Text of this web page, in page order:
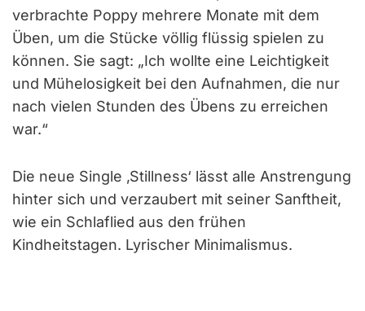
verbrachte Poppy mehrere Monate mit dem
Üben, um die Stücke völlig flüssig spielen zu
können. Sie sagt: „Ich wollte eine Leichtigkeit
und Mühelosigkeit bei den Aufnahmen, die nur
nach vielen Stunden des Übens zu erreichen
war.“
Die neue Single ‚Stillness‘ lässt alle Anstrengung
hinter sich und verzaubert mit seiner Sanftheit,
wie ein Schlaflied aus den frühen
Kindheitstagen. Lyrischer Minimalismus.